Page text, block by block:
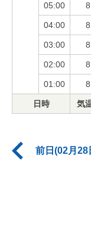
05:00
04:00
03:00
02:00
01:00
日時 気
前日(02月28